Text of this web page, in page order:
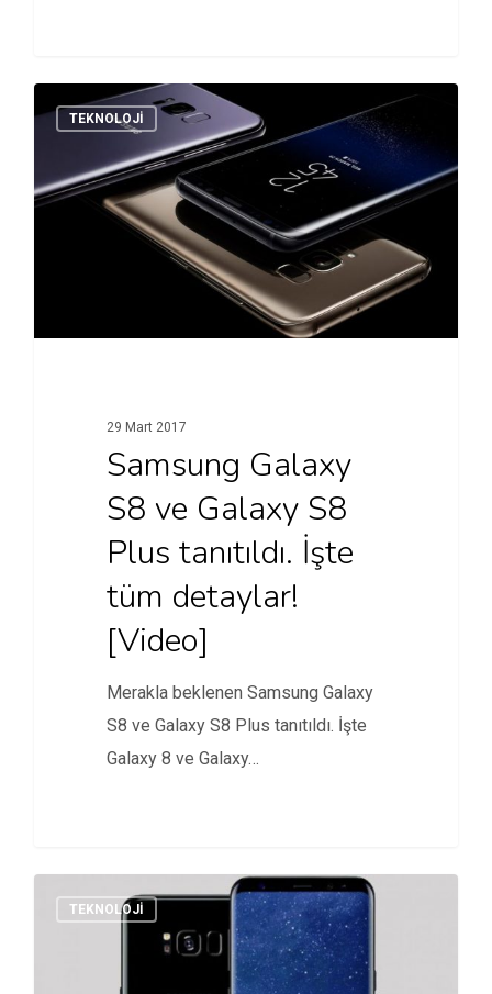
TEKNOLOJI
29 Mart 2017
Samsung Galaxy
S8 ve Galaxy S8
Plus tanıtıldı. İşte
tüm detaylar!
[Video]
Merakla beklenen Samsung Galaxy
S8 ve Galaxy S8 Plus tanıtıldı. İşte
Galaxy 8 ve Galaxy…
TEKNOLOJI